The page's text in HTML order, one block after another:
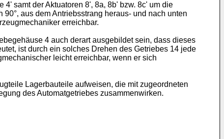
samt der Aktuatoren 8', 8a, 8b' bzw. 8c' um die
aus dem Antriebsstrang heraus- und nach unten
erreichbar.
4 auch derart ausgebildet sein, dass dieses
ist durch ein solches Drehen des Getriebes 14 jede
leicht erreichbar, wenn er sich
Lagerbauteile aufweisen, die mit zugeordneten
des Automatgetriebes zusammenwirken.